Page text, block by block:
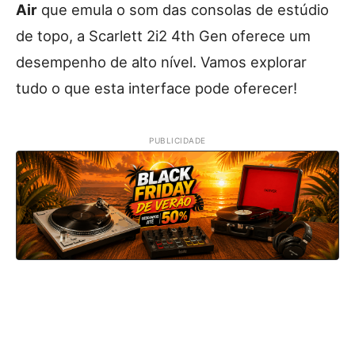
Air que emula o som das consolas de estúdio
de topo, a Scarlett 2i2 4th Gen oferece um
desempenho de alto nível. Vamos explorar
tudo o que esta interface pode oferecer!
PUBLICIDADE